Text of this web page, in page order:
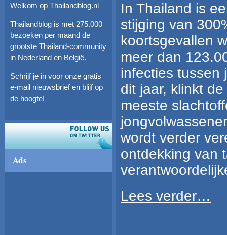
Welkom op Thailandblog.nl
Thailandblog is met 275.000
bezoeken per maand de
grootste Thailand-community
in Nederland en België.
Schrijf je in voor onze gratis
e-mail nieuwsbrief en blijf op
de hoogte!
Ads
In Thailand is
stijging van
koortsgevallen
meer dan
infecties tussen
dit jaar, klinkt
meeste
wordt verder
ontdekking van
Lees verder…